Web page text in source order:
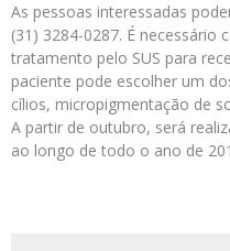
As pessoas interessadas
(31) 3284-0287. É necessário
tratamento pelo SUS para
paciente pode escolher um
cílios, micropigmentação de
A partir de outubro, será
ao longo de todo o ano de